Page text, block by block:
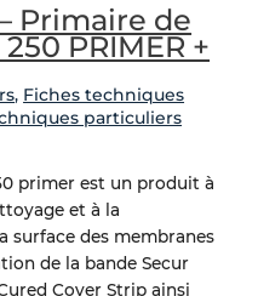
Primaire de
PRIMER +
, Fiches techniques
particuliers
primer est un produit à
et à la
surface des membranes
de la bande Secur
Cover Strip ainsi